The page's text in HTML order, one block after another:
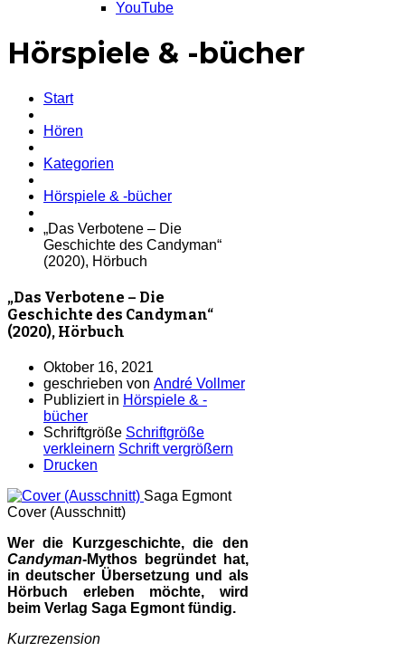
YouTube
Hörspiele & -bücher
Start
Hören
Kategorien
Hörspiele & -bücher
„Das Verbotene – Die
Geschichte des Candyman“
(2020), Hörbuch
„Das Verbotene – Die
Geschichte des Candyman“
(2020), Hörbuch
Oktober 16, 2021
geschrieben von André Vollmer
Publiziert in Hörspiele & -
bücher
Schriftgröße Schriftgröße
verkleinern Schrift vergrößern
Drucken
Saga Egmont
Cover (Ausschnitt)
Wer die Kurzgeschichte, die den
Candyman-Mythos begründet hat,
in deutscher Übersetzung und als
Hörbuch erleben möchte, wird
beim Verlag Saga Egmont fündig.
Kurzrezension